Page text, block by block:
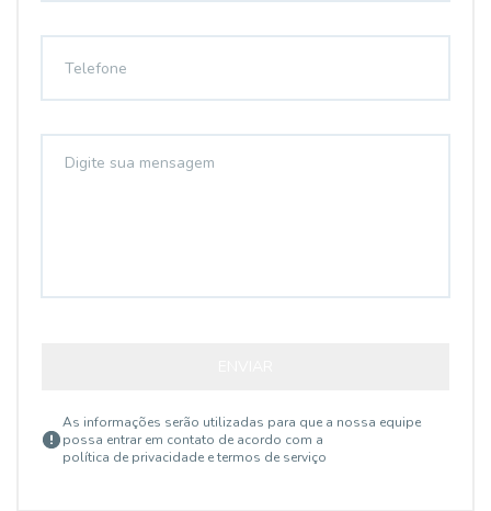
As informações serão utilizadas para que a nossa equipe
possa entrar em contato de acordo com a
política de privacidade e termos de serviço